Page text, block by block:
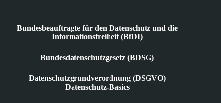
Bundesbeauftragte für den Datenschutz und die
Informationsfreiheit (BfDI)
Bundesdatenschutzgesetz (BDSG)
Datenschutzgrundverordnung (DSGVO)
Datenschutz-Basics